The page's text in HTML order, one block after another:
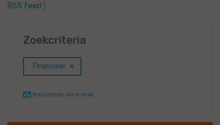
RSS feed
Zoekcriteria
Financieel
Resultaten via e-mail